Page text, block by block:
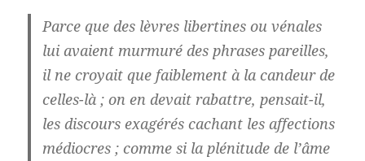
Parce que des lèvres libertines ou vénales
lui avaient murmuré des phrases pareilles,
il ne croyait que faiblement à la candeur de
celles-là ; on en devait rabattre, pensait-il,
les discours exagérés cachant les affections
médiocres ; comme si la plénitude de l’âme